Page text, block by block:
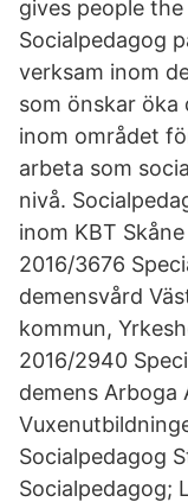
gives people
Socialpedagog
verksam inom
som önskar öka
inom området
arbeta som
nivå.
inom KBT
2016/3676
demensvård
kommun,
2016/2940
demens Arboga
Socialpedagog
Socialpedagog;